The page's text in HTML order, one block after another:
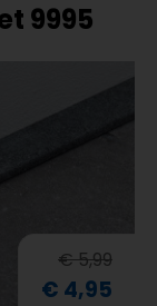
9995
€ 5,99
€ 4,95